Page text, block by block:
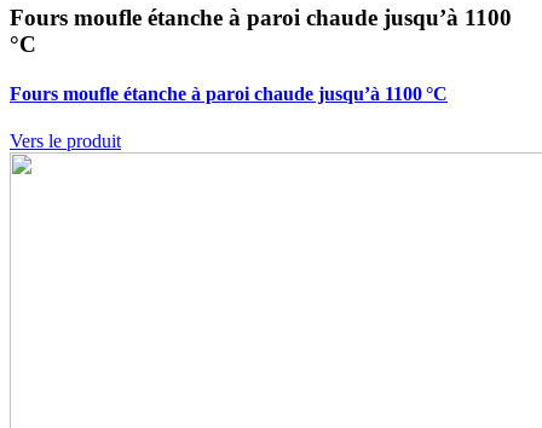
Fours moufle étanche à paroi chaude jusqu’à 1100
°C
Fours moufle étanche à paroi chaude jusqu’à 1100 °C
Vers le produit